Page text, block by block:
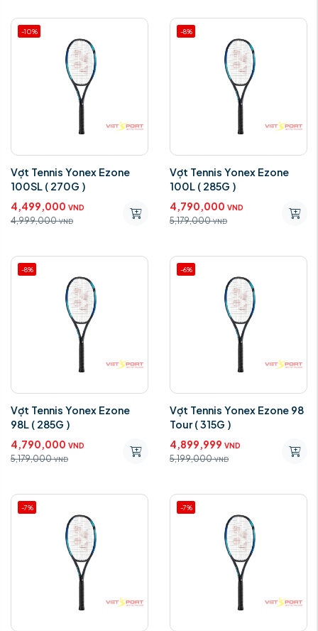
-10%
Vợt Tennis Yonex Ezone
100SL ( 270G )
4,499,000 VND
4,999,000 VND
-8%
Vợt Tennis Yonex Ezone
100L ( 285G )
4,790,000 VND
5,179,000 VND
-8%
Vợt Tennis Yonex Ezone
98L ( 285G )
4,790,000 VND
5,179,000 VND
-6%
Vợt Tennis Yonex Ezone 98
Tour ( 315G )
4,899,999 VND
5,199,000 VND
-7% -7%